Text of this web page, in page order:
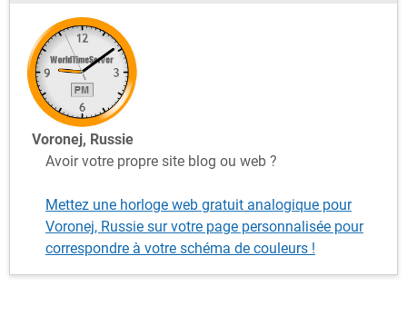
Voronej, Russie
Avoir votre propre site blog ou web ?
Mettez une horloge web gratuit analogique pour
Voronej, Russie sur votre page personnalisée pour
correspondre à votre schéma de couleurs !